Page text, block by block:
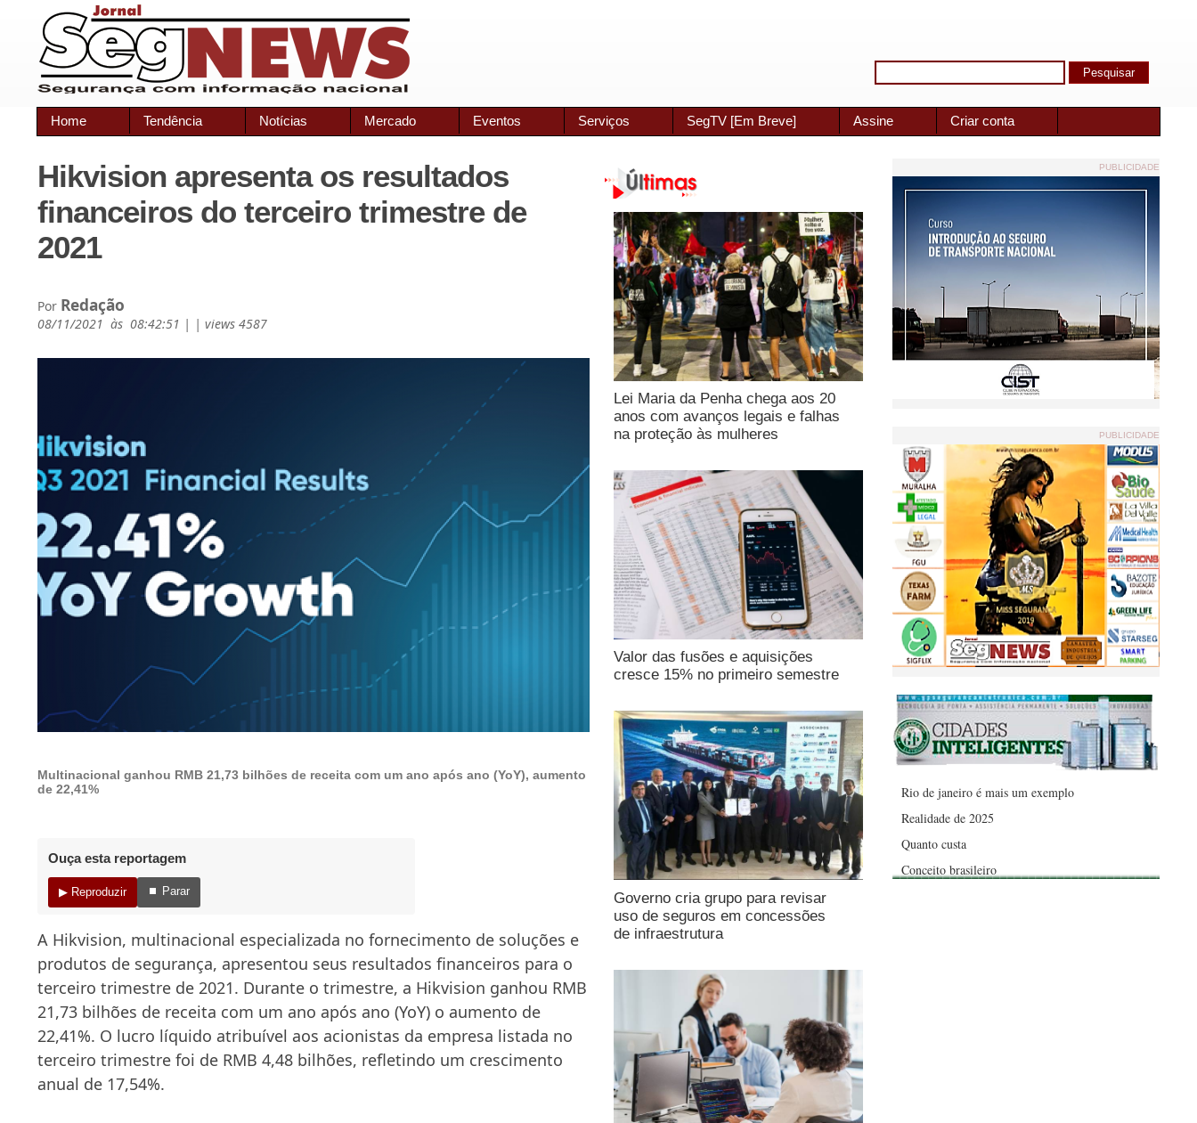
Home Tendência Notícias Mercado Eventos Serviços SegTV [Em Breve] Assine Criar conta
Hikvision apresenta os resultados
financeiros do terceiro trimestre de
2021
Por Redação
08/11/2021 às 08:42:51 | | views 4587
Multinacional ganhou RMB 21,73 bilhões de receita com um ano após ano (YoY), aumento
de 22,41%
Ouça esta reportagem
▶ Reproduzir ⏹ Parar
A Hikvision, multinacional especializada no fornecimento de soluções e
produtos de segurança, apresentou seus resultados financeiros para o
terceiro trimestre de 2021. Durante o trimestre, a Hikvision ganhou RMB
21,73 bilhões de receita com um ano após ano (YoY) o aumento de
22,41%. O lucro líquido atribuível aos acionistas da empresa listada no
terceiro trimestre foi de RMB 4,48 bilhões, refletindo um crescimento
anual de 17,54%.
Lei Maria da Penha chega aos 20
anos com avanços legais e falhas
na proteção às mulheres
Valor das fusões e aquisições
cresce 15% no primeiro semestre
Governo cria grupo para revisar
uso de seguros em concessões
de infraestrutura
PUBLICIDADE
PUBLICIDADE
Rio de janeiro é mais um exemplo
Realidade de 2025
Quanto custa
Conceito brasileiro